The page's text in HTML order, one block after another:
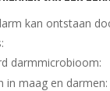
kan ontstaan
darmmicrobioom:
in maag en